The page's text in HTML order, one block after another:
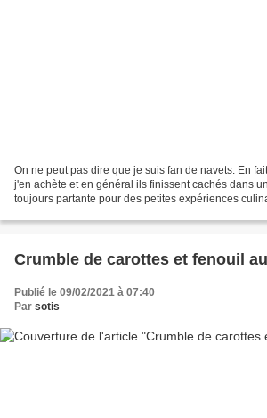
On ne peut pas dire que je suis fan de navets. En
j'en achète et en général ils finissent cachés dans
toujours partante pour des petites expériences
Crumble de carottes et fenouil
Publié le 09/02/2021 à 07:40
Par sotis